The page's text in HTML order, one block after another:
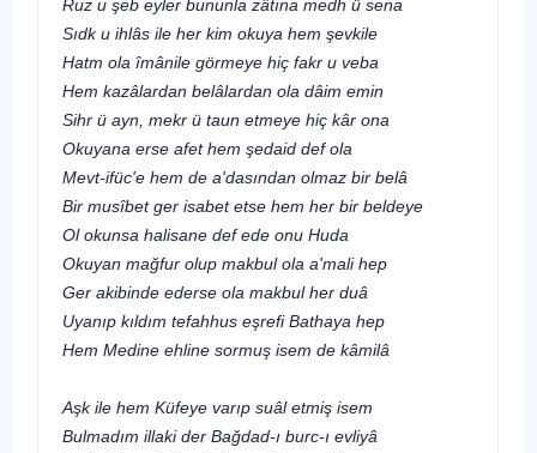
Ruz u şeb eyler bununla zâtına medh ü sena
Sıdk u ihlâs ile her kim okuya hem şevkile
Hatm ola îmânile görmeye hiç fakr u veba
Hem kazâlardan belâlardan ola dâim emin
Sihr ü ayn, mekr ü taun etmeye hiç kâr ona
Okuyana erse afet hem şedaid def ola
Mevt-ifüc'e hem de a'dasından olmaz bir belâ
Bir musîbet ger isabet etse hem her bir beldeye
Ol okunsa halisane def ede onu Huda
Okuyan mağfur olup makbul ola a'mali hep
Ger akibinde ederse ola makbul her duâ
Uyanıp kıldım tefahhus eşrefi Bathaya hep
Hem Medine ehline sormuş isem de kâmilâ
Aşk ile hem Küfeye varıp suâl etmiş isem
Bulmadım illaki der Bağdad-ı burc-ı evliyâ